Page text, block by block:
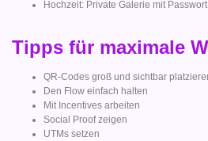
Hochzeit: Private Galerie mit
Tipps für maximale
QR-Codes groß und sichtbar
Den Flow einfach halten
Mit Incentives arbeiten
Social Proof zeigen
UTMs setzen